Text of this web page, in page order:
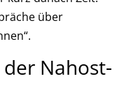
über
Nahost-